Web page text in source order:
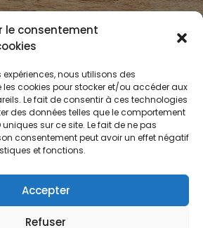
le consentement
expériences, nous utilisons des
cookies pour stocker et/ou accéder aux
Le fait de consentir à ces technologies
des données telles que le comportement
sur ce site. Le fait de ne pas
consentement peut avoir un effet négatif
et fonctions.
Accepter
Refuser